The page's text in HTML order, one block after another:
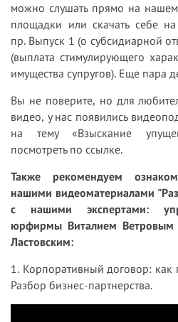
можно слушать прямо на нашем
площадки или скачать себе
пр. Выпуск 1 (о субсидиарной
(выплата стимулирующего
имущества супругов). Еще пара
Вы не поверите, но для
видео, у нас появились
на тему «Взыскание
посмотреть по ссылке.
Также рекомендуем
нашими видеоматериалами
с нашими экспертами:
юрфирмы Виталием Ветровым
Ластовским:
1. Корпоративный договор: как
Разбор бизнес-партнерства.